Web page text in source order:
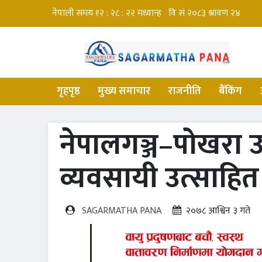
गृहपृष्ठ मुख्य समाचार राजनीति बैंकिंग
नेपालगञ्ज–पोखरा
व्यवसायी उत्साहित
SAGARMATHA PANA २०७८ आश्विन ३ गते